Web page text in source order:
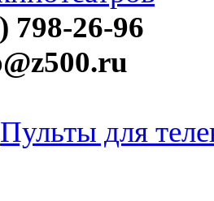
798-26-96
Пульты для